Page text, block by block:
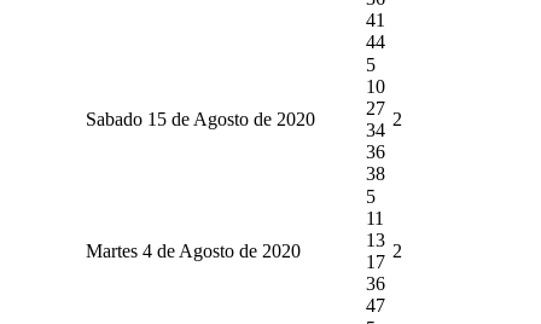
41
44
Sabado 15 de Agosto de 2020
5
10
27
34
36
38
2
Martes 4 de Agosto de 2020
5
11
13
17
36
47
2